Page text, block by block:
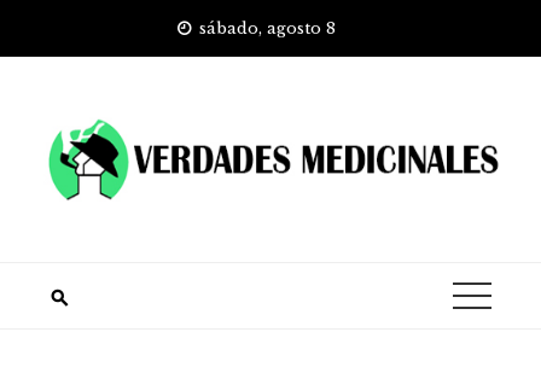
sábado, agosto 8